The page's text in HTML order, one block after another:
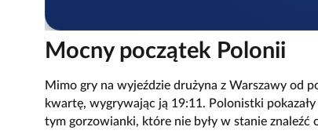
Mocny początek Polonii
Mimo gry na wyjeździe drużyna z Warszawy od
kwartę, wygrywając ją 19:11. Polonistki
tym gorzowianki, które nie były w stanie znaleźć